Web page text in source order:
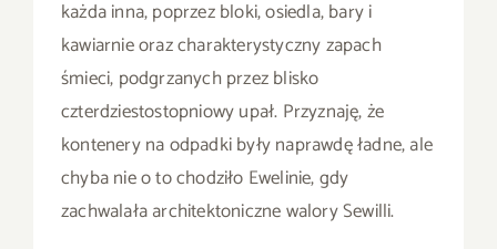
każda inna, poprzez bloki, osiedla, bary i
kawiarnie oraz charakterystyczny zapach
śmieci, podgrzanych przez blisko
czterdziestostopniowy upał. Przyznaję, że
kontenery na odpadki były naprawdę ładne, ale
chyba nie o to chodziło Ewelinie, gdy
zachwalała architektoniczne walory Sewilli.